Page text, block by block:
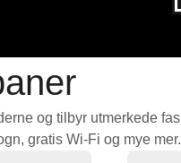
gratis Wi-Fi og mye mer.